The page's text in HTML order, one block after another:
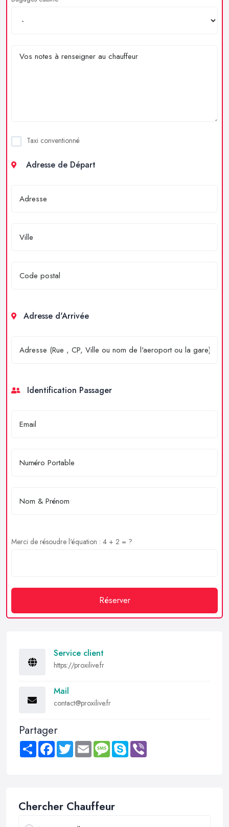
Taxi conventionné
Adresse de Départ
Adresse d'Arrivée
Identification Passager
Merci de résoudre l'équation : 4 + 2 = ?
Réserver
Service client
https://proxilive.fr
Mail
contact@proxilive.fr
Partager
Share FacebookTwitter Email MessageSkype
Chercher Chauffeur